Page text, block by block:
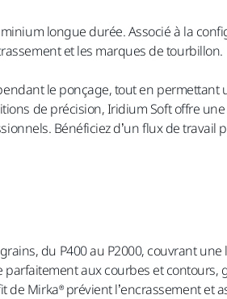
longue durée. Associé à la
et les marques de tourbillon.
le ponçage, tout en
de précision, Iridium Soft offre
Bénéficiez d’un flux de travail
du P400 au P2000, couvrant
aux courbes et
Mirka® prévient l’encrassement et